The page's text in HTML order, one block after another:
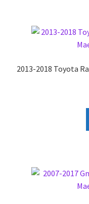
2013-2018 Toyota